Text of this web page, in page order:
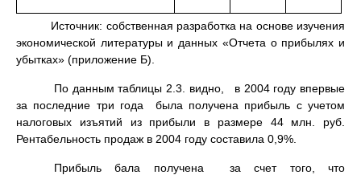
Источник: собственная разработка на основе изучения
экономической литературы и данных «Отчета о прибылях и
убытках» (приложение Б).
По данным таблицы 2.3. видно, в 2004 году впервые
за последние три года была получена прибыль с учетом
налоговых изъятий из прибыли в размере 44 млн. руб.
Рентабельность продаж в 2004 году составила 0,9%.
Прибыль бала получена за счет того, что